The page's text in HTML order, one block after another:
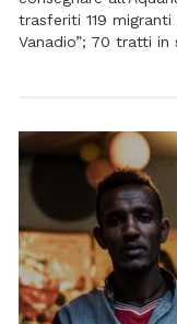
trasferiti 119
Vanadio”; 70 tratti